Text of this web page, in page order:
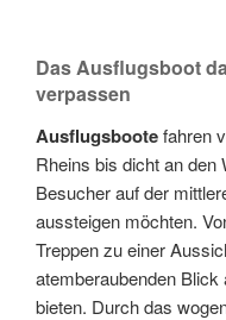
Das Ausflugsboot
verpassen
Ausflugsbootefahren
Rheins bis dicht an den
Besucher auf der
aussteigen möchten.
Treppen zu einer
atemberaubenden
bieten. Durch das